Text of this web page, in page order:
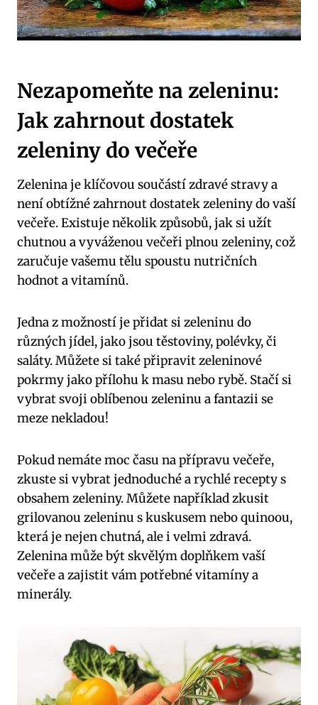
Nezapomeňte na zeleninu:
Jak zahrnout dostatek
zeleniny do večeře
Zelenina je klíčovou součástí zdravé stravy a
není obtížné zahrnout dostatek zeleniny do vaší
večeře. Existuje několik způsobů, jak si užít
chutnou a vyváženou večeři plnou zeleniny, což
zaručuje vašemu tělu spoustu nutričních
hodnot a vitamínů.
Jedna z možností je přidat si zeleninu do
různých jídel, jako jsou těstoviny, polévky, či
saláty. Můžete si také připravit zeleninové
pokrmy jako přílohu k masu nebo rybě. Stačí si
vybrat svoji oblíbenou zeleninu a fantazii se
meze nekladou!
Pokud nemáte moc času na přípravu večeře,
zkuste si vybrat jednoduché a rychlé recepty s
obsahem zeleniny. Můžete například zkusit
grilovanou zeleninu s kuskusem nebo quinoou,
která je nejen chutná, ale i velmi zdravá.
Zelenina může být skvělým doplňkem vaší
večeře a zajistit vám potřebné vitamíny a
minerály.